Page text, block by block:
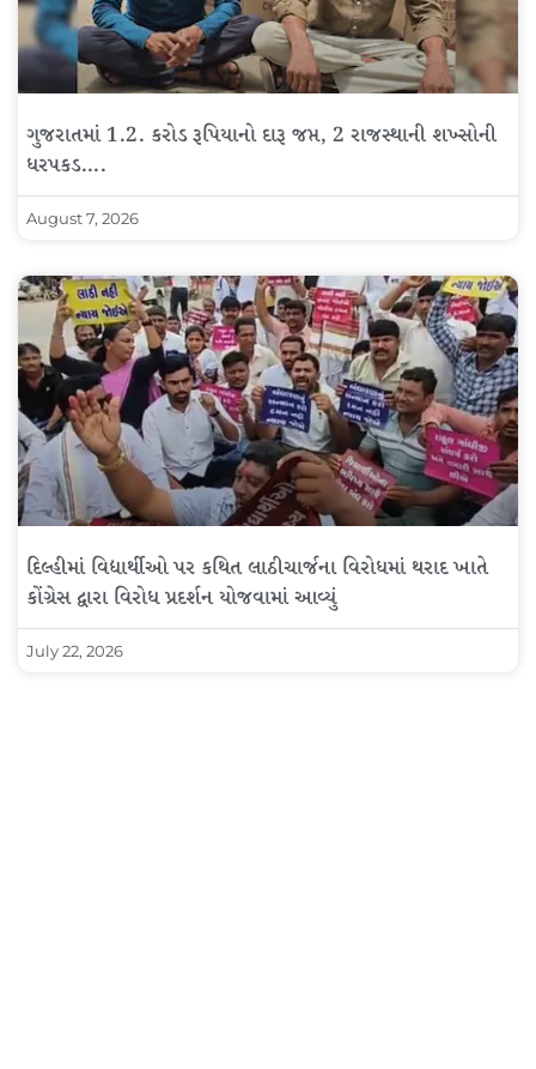
ગુજરાતમાં 1.2. કરોડ રૂપિયાનો દારૂ જપ્ત, 2 રાજસ્થાની શખ્સોની
ધરપકડ….
August 7, 2026
દિલ્હીમાં વિદ્યાર્થીઓ પર કથિત લાઠીચાર્જના વિરોધમાં થરાદ ખાતે
કોંગ્રેસ દ્વારા વિરોધ પ્રદર્શન યોજવામાં આવ્યું
July 22, 2026